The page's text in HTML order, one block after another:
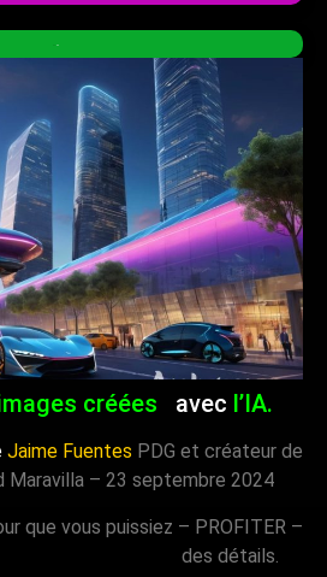
.
créées avec l’IA.
Jaime Fuentes PDG et créateur de
Maravilla – 23 septembre 2024
que vous puissiez – PROFITER –
des détails.